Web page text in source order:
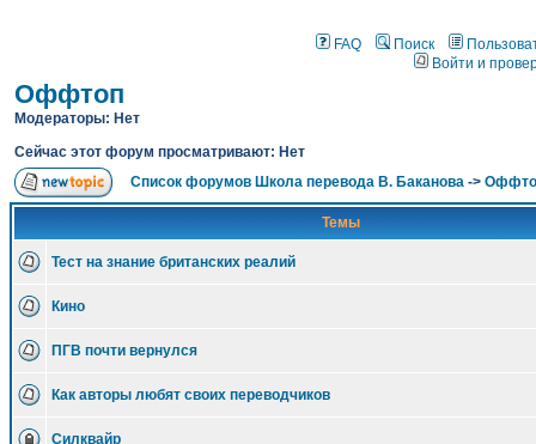
FAQ Поиск
Войти и
Оффтоп
Модераторы: Нет
Сейчас этот форум просматривают: Нет
Список форумов Школа перевода В. Баканова ->
Темы
Тест на знание британских реалий
Кино
ПГВ почти вернулся
Как авторы любят своих переводчиков
Силквайр